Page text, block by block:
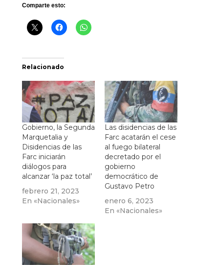
Comparte esto:
Relacionado
Gobierno, la Segunda
Marquetalia y
Disidencias de las
Farc iniciarán
diálogos para
alcanzar ‘la paz total’
febrero 21, 2023
En «Nacionales»
Las disidencias de las
Farc acatarán el cese
al fuego bilateral
decretado por el
gobierno
democrático de
Gustavo Petro
enero 6, 2023
En «Nacionales»